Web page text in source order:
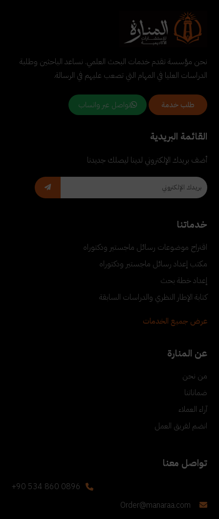
نحن مؤسسة تقدم خدمات البحث العلمي. نساعد الباحثين وطلبة
الدراسات العليا في المهام التي تصعب عليهم في الرسالة.
طلب خدمة تواصل عبر واتساب
القائمة البريدية
أضف بريدك الإلكتروني لدينا ليصلك جديدنا
خدماتنا
اقتراح موضوعات رسائل ماجستير ودكتوراه
مكتب إعداد رسائل ماجستير ودكتوراه
إعداد خطة بحث
كتابة الإطار النظري والدراسات السابقة
عرض جميع الخدمات
عن المنارة
من نحن
ضماناتنا
آراء العملاء
انضم لفريق العمل
تواصل معنا
+90 534 860 0896
Order@manaraa.com